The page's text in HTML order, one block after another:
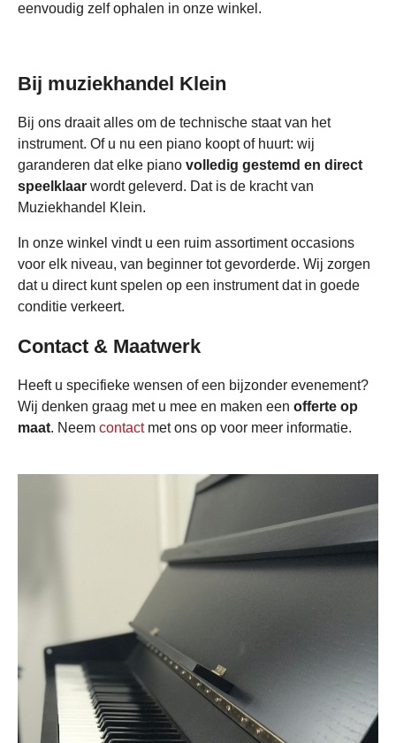
eenvoudig zelf ophalen in onze winkel.
Bij muziekhandel Klein
Bij ons draait alles om de technische staat van het
instrument. Of u nu een piano koopt of huurt: wij
garanderen dat elke piano volledig gestemd en direct
speelklaar wordt geleverd. Dat is de kracht van
Muziekhandel Klein.
In onze winkel vindt u een ruim assortiment occasions
voor elk niveau, van beginner tot gevorderde. Wij zorgen
dat u direct kunt spelen op een instrument dat in goede
conditie verkeert.
Contact & Maatwerk
Heeft u specifieke wensen of een bijzonder evenement?
Wij denken graag met u mee en maken een offerte op
maat. Neem contactmet ons op voor meer informatie.